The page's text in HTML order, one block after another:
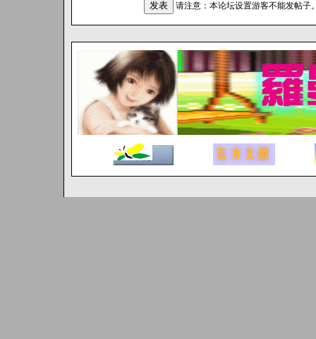
请注意：本论坛设置游客不能发帖子